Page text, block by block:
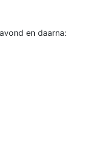
en daarna: